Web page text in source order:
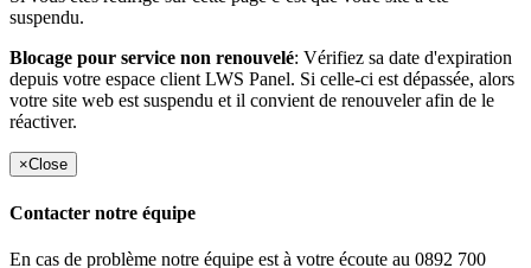
suspendu.
Blocage pour service non renouvelé: Vérifiez sa date d'expiration
depuis votre espace client LWS Panel. Si celle-ci est dépassée, alors
votre site web est suspendu et il convient de renouveler afin de le
réactiver.
×Close
Contacter notre équipe
En cas de problème notre équipe est à votre écoute au 0892 700